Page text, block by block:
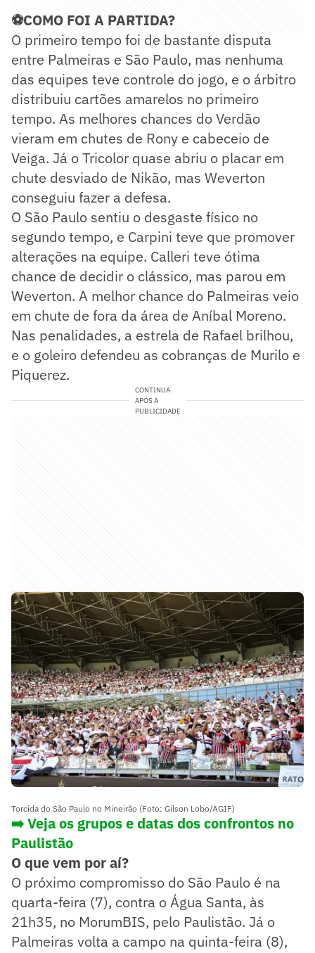
⚽COMO FOI A PARTIDA?
O primeiro tempo foi de bastante disputa
entre Palmeiras e São Paulo, mas nenhuma
das equipes teve controle do jogo, e o árbitro
distribuiu cartões amarelos no primeiro
tempo. As melhores chances do Verdão
vieram em chutes de Rony e cabeceio de
Veiga. Já o Tricolor quase abriu o placar em
chute desviado de Nikão, mas Weverton
conseguiu fazer a defesa.
O São Paulo sentiu o desgaste físico no
segundo tempo, e Carpini teve que promover
alterações na equipe. Calleri teve ótima
chance de decidir o clássico, mas parou em
Weverton. A melhor chance do Palmeiras veio
em chute de fora da área de Aníbal Moreno.
Nas penalidades, a estrela de Rafael brilhou,
e o goleiro defendeu as cobranças de Murilo e
Piquerez.
CONTINUA
APÓS A
PUBLICIDADE
Torcida do São Paulo no Mineirão (Foto: Gilson Lobo/AGIF)
➡️ Veja os grupos e datas dos confrontos no
Paulistão
O que vem por aí?
O próximo compromisso do São Paulo é na
quarta-feira (7), contra o Água Santa, às
21h35, no MorumBIS, pelo Paulistão. Já o
Palmeiras volta a campo na quinta-feira (8),